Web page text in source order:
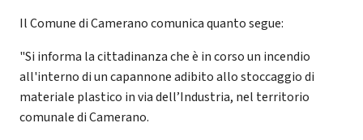
Il Comune di Camerano comunica quanto segue:
"Si informa la cittadinanza che è in corso un incendio
all'interno di un capannone adibito allo stoccaggio di
materiale plastico in via dell’Industria, nel territorio
comunale di Camerano.